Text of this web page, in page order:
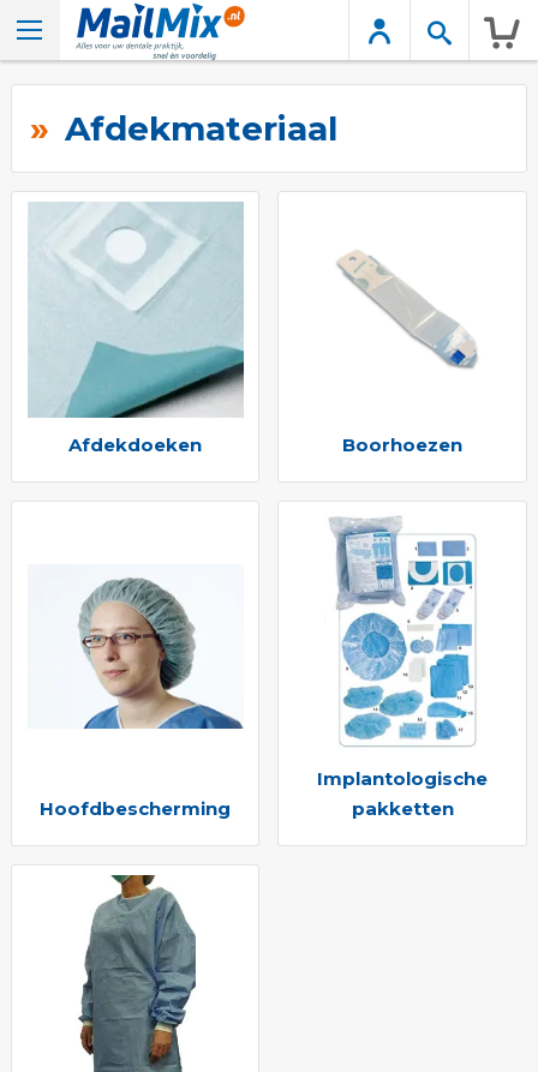
Afdekmateriaal
Afdekdoeken Boorhoezen
Hoofdbescherming
Implantologische
pakketten